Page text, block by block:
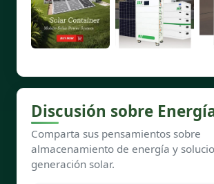
Discusión sobre
Comparta sus pensamientos sobre
almacenamiento de energía y
generación solar.